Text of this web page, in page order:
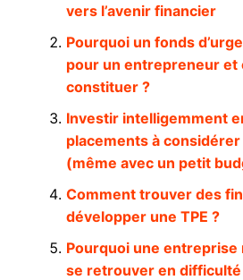
vers l’avenir financier
Pourquoi un fonds
pour un entrepreneur et
constituer ?
Investir intelligemment
placements à
(même avec un petit
Comment trouver des
développer une TPE ?
Pourquoi une
se retrouver en